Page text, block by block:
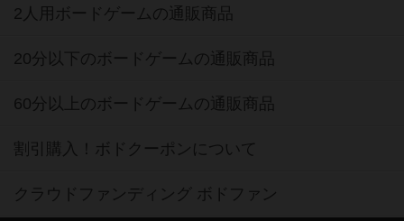
2人用ボードゲームの通販商品
20分以下のボードゲームの通販商品
60分以上のボードゲームの通販商品
割引購入！ボドクーポンについて
クラウドファンディング ボドファン